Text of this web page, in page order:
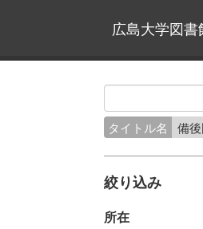
広島大学図
タイトル名 備
絞り込み
所在